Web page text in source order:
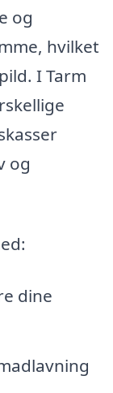
og
hvilket
I Tarm
og
dine